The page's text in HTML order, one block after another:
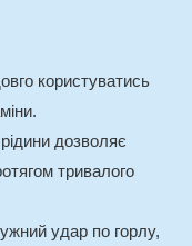
користуватись
дозволяє
тривалого
удар по горлу,